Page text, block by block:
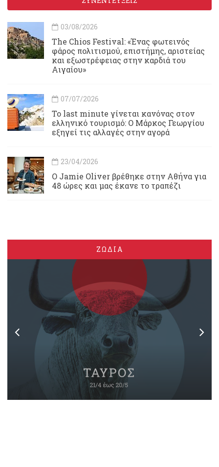
03/08/2026
Τhe Chios Festival: «Ένας φωτεινός
φάρος πολιτισμού, επιστήμης, αριστείας
και εξωστρέφειας στην καρδιά του
Αιγαίου»
07/07/2026
Το last minute γίνεται κανόνας στον
ελληνικό τουρισμό: Ο Μάρκος Γεωργίου
εξηγεί τις αλλαγές στην αγορά
23/04/2026
Ο Jamie Oliver βρέθηκε στην Αθήνα για
48 ώρες και μας έκανε το τραπέζι
ΖΩΔΙΑ